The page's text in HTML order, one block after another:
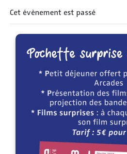
Cet évènement est passé